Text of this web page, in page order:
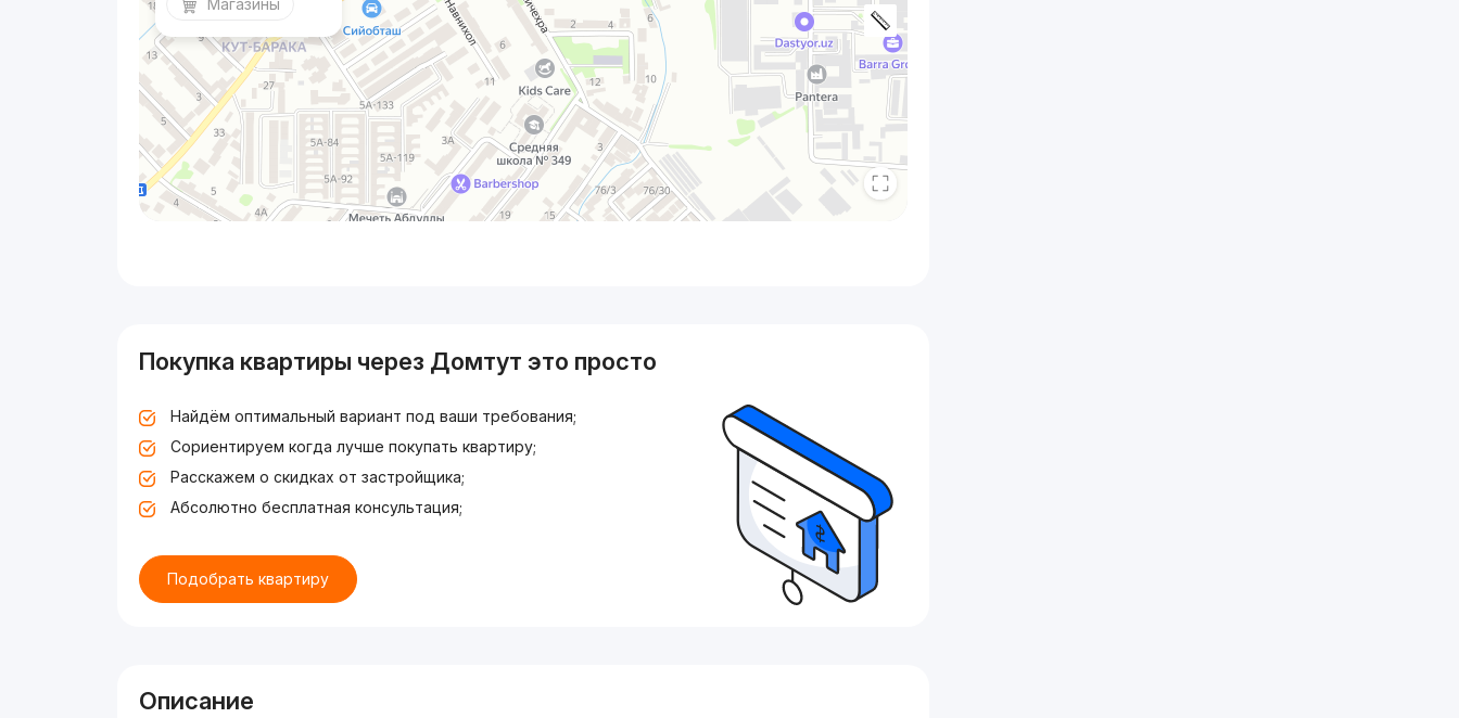
Магазины
Покупка квартиры через Домтут это просто
Найдём оптимальный вариант под ваши требования;
Сориентируем когда лучше покупать квартиру;
Расскажем о скидках от застройщика;
Абсолютно бесплатная консультация;
Подобрать квартиру
Описание